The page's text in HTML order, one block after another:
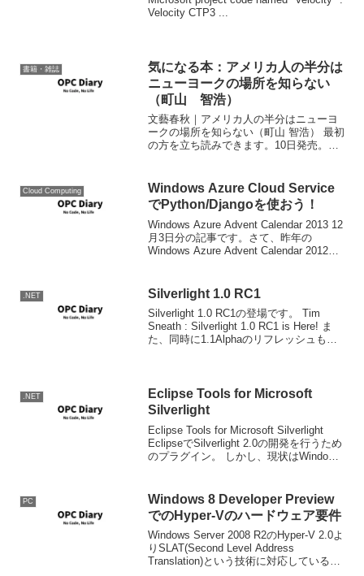
Velocity CTP3 ...
書籍・雑誌
気になる本：アメリカ人の半分は
ニューヨークの場所を知らない
（町山 智浩）
文藝春秋｜アメリカ人の半分はニューヨ
ークの場所を知らない（町山 智浩） 最初
の方を立ち読みできます。10日発売。
するのか、なぜペイリン氏が副大統領候
補になるのか...
Cloud Computing
Windows Azure Cloud Service
でPython/Djangoを使おう！
Windows Azure Advent Calendar 2013 12
月3日分の記事です。さて、昨年の
Windows Azure Advent Calendar 2012で
.NET Silverlight 1.0 RC1
Silverlight 1.0 RC1の登場です。 Tim
Sneath : Silverlight 1.0 RC1 is Here! ま
た、同時に1.1Alphaのリフレッシュも出
.NET
Eclipse Tools for Microsoft
Silverlight
Eclipse Tools for Microsoft Silverlight
EclipseでSilverlight 2.0の開発を行うため
のプラグイン。 しかし、現状はWindows
PC
Windows 8 Developer Preview
でのHyper-Vのハードウェア要件
Windows Server 2008 R2のHyper-V 2.0よ
りSLAT(Second Level Address
Translation)という技術に対応している必